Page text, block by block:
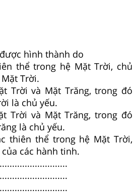
hình thành do
thể trong hệ Mặt Trời, chủ
Trời.
Trời và Mặt Trăng, trong đó
là chủ yếu.
Trời và Mặt Trăng, trong đó
là chủ yếu.
thiên thể trong hệ Mặt Trời,
các hành tinh.